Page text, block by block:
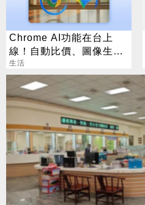
Chrome AI功能在台上
線！自動比價、圖像生成
化身最強助理
生活